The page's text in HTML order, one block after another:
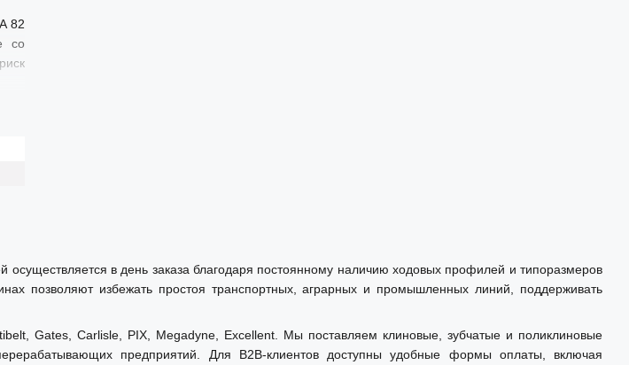
82
со
в день заказа благодаря постоянному наличию ходовых профилей и типоразмеров
позволяют избежать простоя транспортных, аграрных и промышленных линий, поддерживать
Gates, Carlisle, PIX, Megadyne, Excellent. Мы поставляем клиновые, зубчатые и поликлиновые
предприятий. Для B2B-клиентов доступны удобные формы оплаты, включая